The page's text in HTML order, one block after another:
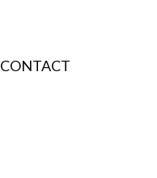
CONTACT